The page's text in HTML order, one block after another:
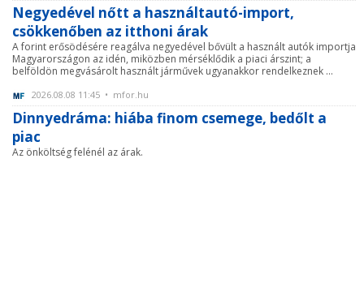
Negyedével nőtt a használtautó-import,
csökkenőben az itthoni árak
A forint erősödésére reagálva negyedével bővült a használt autók importja
Magyarországon az idén, miközben mérséklődik a piaci árszint; a
belföldön megvásárolt használt járművek ugyanakkor rendelkeznek ...
2026.08.08 11:45 • mfor.hu
Dinnyedráma: hiába finom csemege, bedőlt a
piac
Az önköltség felénél az árak.